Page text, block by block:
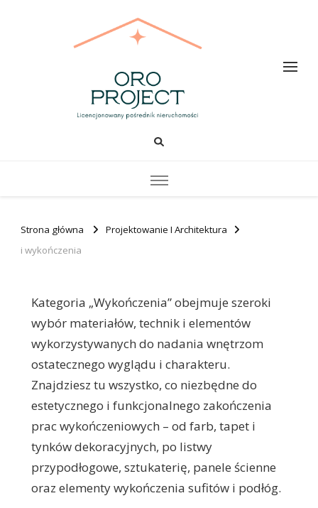
Oro PROJECT
Strona główna
Projektowanie I Architektura
i wykończenia
Kategoria „Wykończenia” obejmuje szeroki
wybór materiałów, technik i elementów
wykorzystywanych do nadania wnętrzom
ostatecznego wyglądu i charakteru.
Znajdziesz tu wszystko, co niezbędne do
estetycznego i funkcjonalnego zakończenia
prac wykończeniowych – od farb, tapet i
tynków dekoracyjnych, po listwy
przypodłogowe, sztukaterię, panele ścienne
oraz elementy wykończenia sufitów i podłóg.